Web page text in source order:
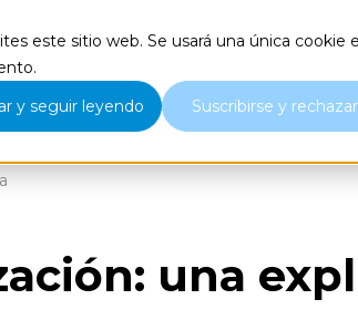
este sitio web. Se usará una única cookie
y seguir leyendo Suscribirse y rechazar
Qué hacemos Nosotros
una